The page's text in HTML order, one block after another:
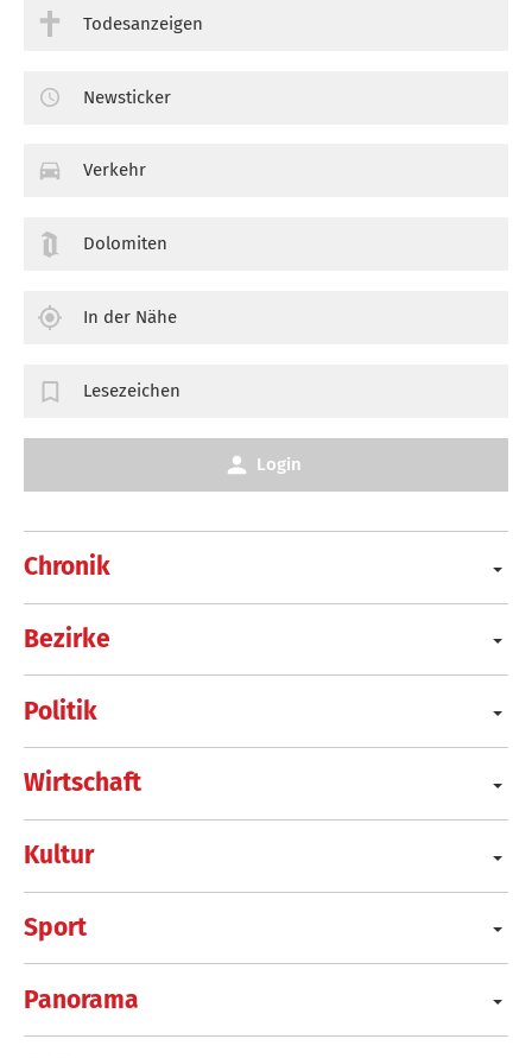
Chronik
Bezirke
Politik
Wirtschaft
Kultur
Sport
Panorama
Todesanzeigen
Newsticker
Verkehr
Dolomiten
In der Nähe
Lesezeichen
Login